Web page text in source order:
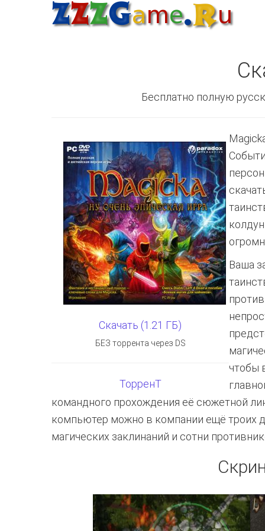
Бесплатно полную
Скачать (1.21 ГБ)
БЕЗ торрента через DS
ТорренТ
Ваша
чтобы
командного прохождения её сюжетной
компьютер можно в компании ещё троих
магических заклинаний и сотни